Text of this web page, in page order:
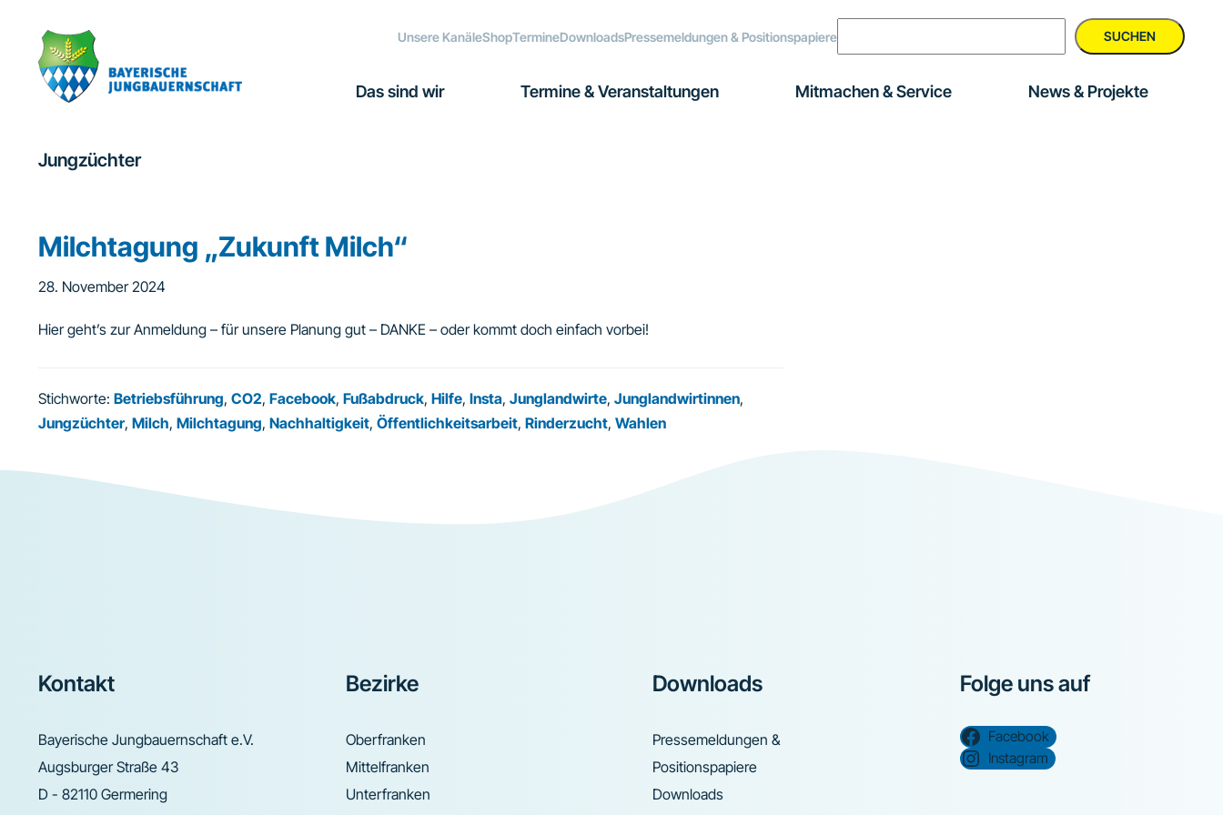
Hauptnavigation
springen
springen
Fußzeile
springen
Unsere KanäleShopTermineDownloadsPressemeldungen & Positionspapiere SUCHEN
Das sind wir Termine & Veranstaltungen Mitmachen & Service News & Projekte
Jungzüchter
Milchtagung „Zukunft Milch“
28. November 2024
Hier geht’s zur Anmeldung – für unsere Planung gut – DANKE – oder kommt doch einfach vorbei!
Stichworte: Betriebsführung, CO2, Facebook, Fußabdruck, Hilfe, Insta, Junglandwirte, Junglandwirtinnen,
Jungzüchter, Milch, Milchtagung, Nachhaltigkeit, Öffentlichkeitsarbeit, Rinderzucht, Wahlen
Footer
Kontakt
Bayerische Jungbauernschaft e.V.
Augsburger Straße 43
D - 82110 Germering
Bezirke
Oberfranken
Mittelfranken
Unterfranken
Downloads
Pressemeldungen &
Positionspapiere
Downloads
Folge uns auf
Facebook
Instagram